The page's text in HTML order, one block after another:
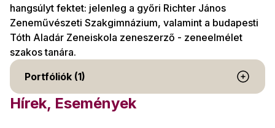
hangsúlyt fektet: jelenleg a győri Richter János
Zeneművészeti Szakgimnázium, valamint a budapesti
Tóth Aladár Zeneiskola zeneszerző - zeneelmélet
szakos tanára.
Portfóliók (1)
Hírek, Események